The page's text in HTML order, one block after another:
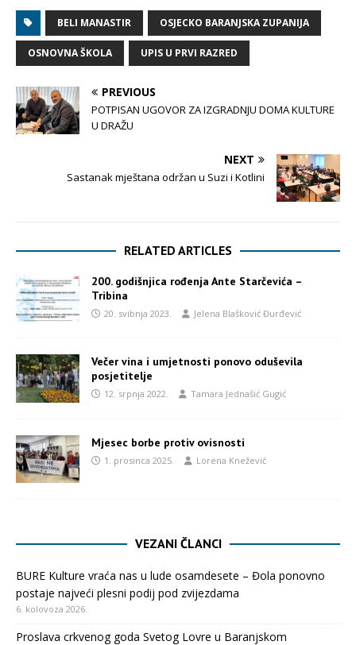
BELI MANASTIR OSJECKO BARANJSKA ZUPANIJA
OSNOVNA ŠKOLA UPIS U PRVI RAZRED
PREVIOUS
POTPISAN UGOVOR ZA IZGRADNJU DOMA KULTURE
U DRAŽU
NEXT
Sastanak mještana održan u Suzi i Kotlini
RELATED ARTICLES
200. godišnjica rođenja Ante Starčevića –
Tribina
20. svibnja 2023. Jelena Blašković Đurđević
Večer vina i umjetnosti ponovo oduševila
posjetitelje
12. srpnja 2022. Tamara Jednašić Gugić
Mjesec borbe protiv ovisnosti
1. prosinca 2025. Lorena Knežević
VEZANI ČLANCI
BURE Kulture vraća nas u lude osamdesete – Đola ponovno
postaje najveći plesni podij pod zvijezdama
6. kolovoza 2026.
Proslava crkvenog goda Svetog Lovre u Baranjskom